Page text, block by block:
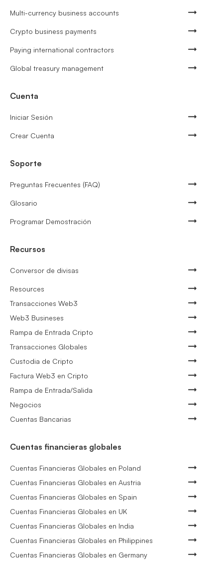
Multi-currency business accounts
Crypto business payments
Paying international contractors
Global treasury management
Cuenta
Iniciar Sesión
Crear Cuenta
Soporte
Preguntas Frecuentes (FAQ)
Glosario
Programar Demostración
Recursos
Conversor de divisas
Resources
Transacciones Web3
Web3 Busineses
Rampa de Entrada Cripto
Transacciones Globales
Custodia de Cripto
Factura Web3 en Cripto
Rampa de Entrada/Salida
Negocios
Cuentas Bancarias
Cuentas financieras globales
Cuentas Financieras Globales en Poland
Cuentas Financieras Globales en Austria
Cuentas Financieras Globales en Spain
Cuentas Financieras Globales en UK
Cuentas Financieras Globales en India
Cuentas Financieras Globales en Philippines
Cuentas Financieras Globales en Germany